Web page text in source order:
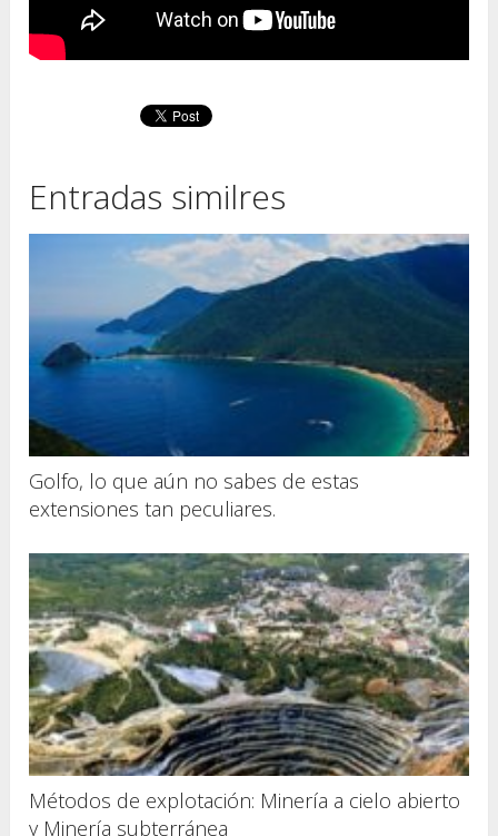
Entradas similres
Golfo, lo que aún no sabes de estas
extensiones tan peculiares.
Métodos de explotación: Minería a cielo abierto
y Minería subterránea